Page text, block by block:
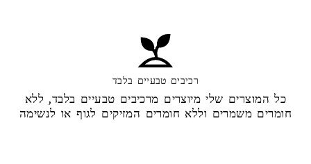
רכיבים טבעיים בלבד
כל המוצרים שלי מיוצרים מרכיבים טבעיים בלבד, ללא
חומרים משמרים וללא חומרים המזיקים לגוף או לנשימה